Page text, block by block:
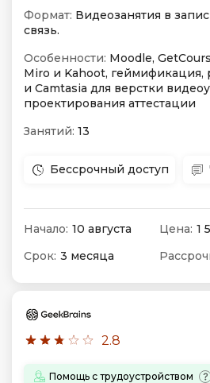
Формат: Видеозанятия в
связь.
Особенности: Moodle,
Miro и Kahoot, геймификация,
и Camtasia для верстки
проектирования аттестации
Занятий: 13
Бессрочный доступ
Начало: 10 августа Цена: 1
Срок: 3 месяца
2.8
Помощь с трудоустройством